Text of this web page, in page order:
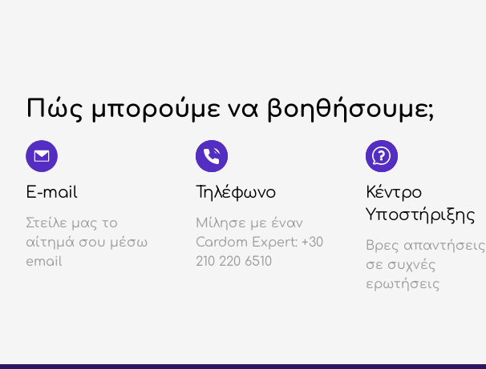
Πώς μπορούμε να βοηθήσουμε;
E-mail
Στείλε μας το
αίτημά σου μέσω
email
Τηλέφωνο
Μίλησε με έναν
Cardom Expert: +30
210 220 6510
Κέντρο
Υποστήριξης
Βρες απαντήσεις
σε συχνές
ερωτήσεις